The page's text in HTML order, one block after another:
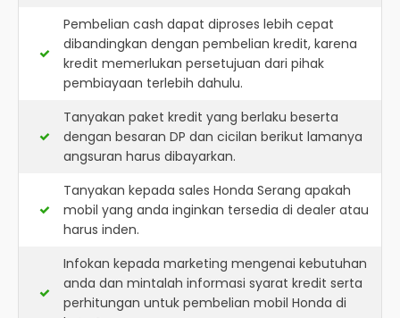
Pembelian cash dapat diproses lebih cepat
dibandingkan dengan pembelian kredit, karena
kredit memerlukan persetujuan dari pihak
pembiayaan terlebih dahulu.
Tanyakan paket kredit yang berlaku beserta
dengan besaran DP dan cicilan berikut lamanya
angsuran harus dibayarkan.
Tanyakan kepada sales Honda Serang apakah
mobil yang anda inginkan tersedia di dealer atau
harus inden.
Infokan kepada marketing mengenai kebutuhan
anda dan mintalah informasi syarat kredit serta
perhitungan untuk pembelian mobil Honda di